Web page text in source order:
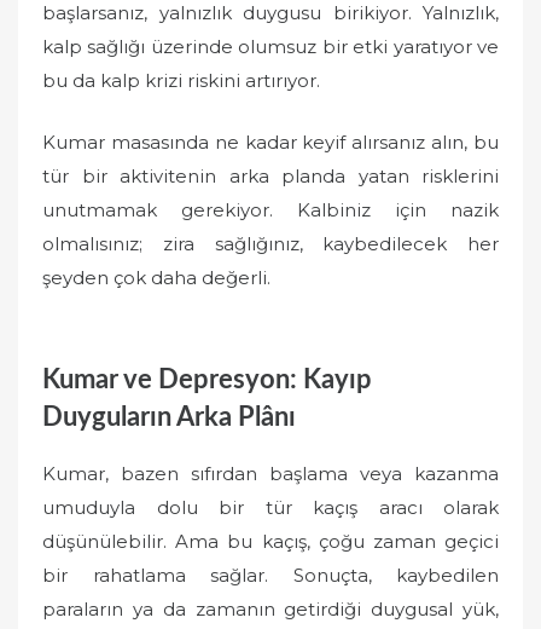
başlarsanız, yalnızlık duygusu birikiyor. Yalnızlık,
kalp sağlığı üzerinde olumsuz bir etki yaratıyor ve
bu da kalp krizi riskini artırıyor.
Kumar masasında ne kadar keyif alırsanız alın, bu
tür bir aktivitenin arka planda yatan risklerini
unutmamak gerekiyor. Kalbiniz için nazik
olmalısınız; zira sağlığınız, kaybedilecek her
şeyden çok daha değerli.
Kumar ve Depresyon: Kayıp
Duyguların Arka Plânı
Kumar, bazen sıfırdan başlama veya kazanma
umuduyla dolu bir tür kaçış aracı olarak
düşünülebilir. Ama bu kaçış, çoğu zaman geçici
bir rahatlama sağlar. Sonuçta, kaybedilen
paraların ya da zamanın getirdiği duygusal yük,